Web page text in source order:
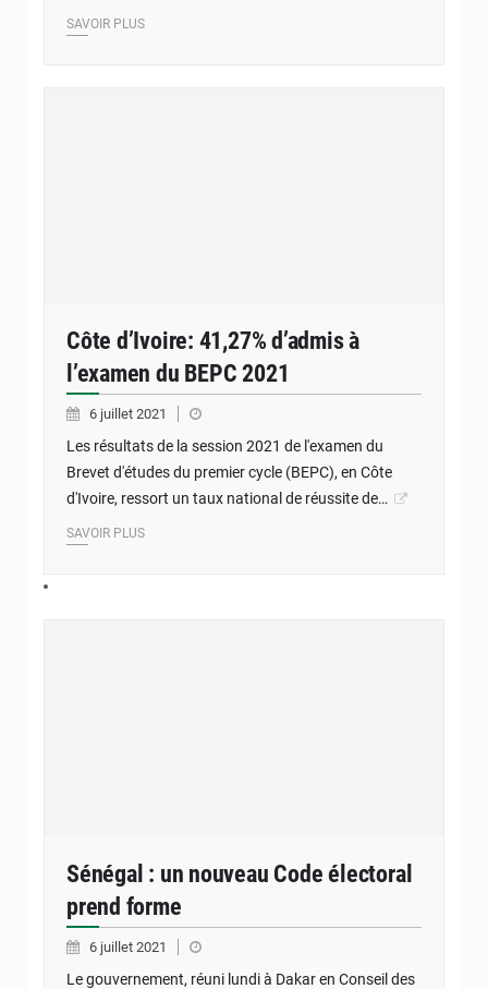
SAVOIR PLUS
Côte d’Ivoire: 41,27% d’admis à
l’examen du BEPC 2021
6 juillet 2021
Les résultats de la session 2021 de l'examen du
Brevet d'études du premier cycle (BEPC), en Côte
d'Ivoire, ressort un taux national de réussite de…
SAVOIR PLUS
Sénégal : un nouveau Code électoral
prend forme
6 juillet 2021
Le gouvernement, réuni lundi à Dakar en Conseil des